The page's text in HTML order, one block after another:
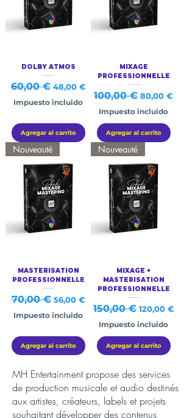
DOLBY ATMOS
Precio
60,00 € Precio de oferta
48,00 €
Impuesto incluido
Agregar al carrito
MIXAGE
PROFESSIONNELLE
Precio
100,00 € Precio de
80,00 €
Impuesto incluido
Agregar al carrito
Nouveauté
MASTERISATION
PROFESSIONNELLE
Precio
70,00 € Precio de oferta
56,00 €
Impuesto incluido
Agregar al carrito
Nouveauté
MIXAGE +
MASTERISATION
PROFESSIONNELLE
Precio
150,00 € Precio de
120,00 €
Impuesto incluido
Agregar al carrito
MH Entertainment propose des services
de production musicale et audio destinés
aux artistes, créateurs, labels et projets
souhaitant développer des contenus